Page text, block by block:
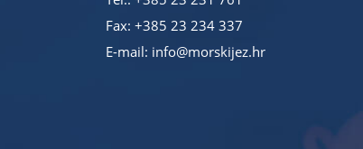
Fax: +385 23 234 337
E-mail: info@morskijez.hr